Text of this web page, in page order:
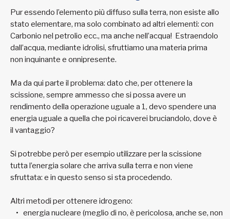
Pur essendo l’elemento più diffuso sulla terra, non esiste allo
stato elementare, ma solo combinato ad altri elementi: con
Carbonio nel petrolio ecc., ma anche nell’acqua! Estraendolo
dall’acqua, mediante idrolisi, sfruttiamo una materia prima
non inquinante e onnipresente.
Ma da qui parte il problema: dato che, per ottenere la
scissione, sempre ammesso che si possa avere un
rendimento della operazione uguale a 1, devo spendere una
energia uguale a quella che poi ricaverei bruciandolo, dove è
il vantaggio?
Si potrebbe però per esempio utilizzare per la scissione
tutta l’energia solare che arriva sulla terra e non viene
sfruttata: e in questo senso si sta procedendo.
Altri metodi per ottenere idrogeno:
energia nucleare (meglio di no, è pericolosa, anche se, non